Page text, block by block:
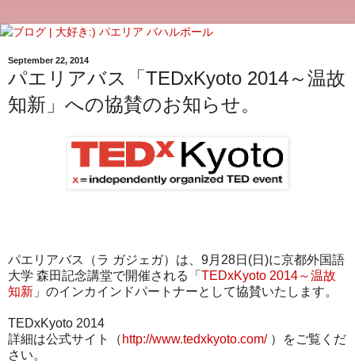
September 22, 2014
パエリアバス「TEDxKyoto 2014～温故
知新」への協賛のお知らせ。
パエリアバス（ラ ガジェガ）は、9月28日(日)に京都外国語
大学 森田記念講堂で開催される「 TEDxKyoto 2014～温故
知新 」のインカインドパートナーとして協賛いたします。
TEDxKyoto 2014
詳細は公式サイト（ http://www.tedxkyoto.com/）をご覧くだ
さい。